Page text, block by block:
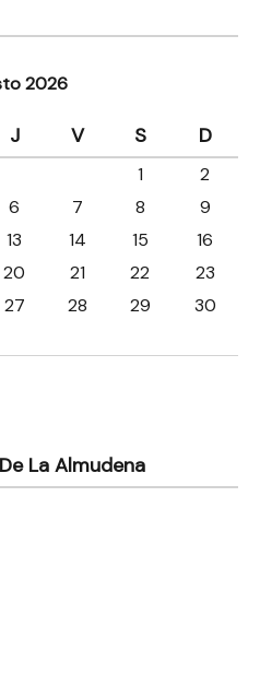
2026
J V S D
1
2
6 7 8
9
13 14 15
16
20 21 22
23
27 28 29
30
La Almudena